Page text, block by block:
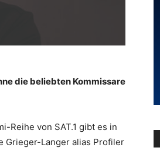
die beliebten Kommissare
Reihe von SAT.1 gibt es in
Grieger-Langer alias Profiler